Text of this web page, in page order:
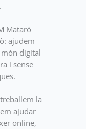
Mataró
ajudem
món digital
i sense
la
ajudar
online,